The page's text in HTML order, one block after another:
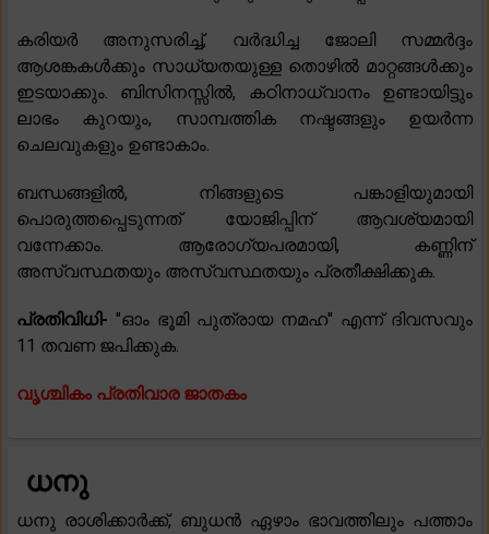
കരിയർ അനുസരിച്ച്, വർദ്ധിച്ച ജോലി സമ്മർദ്ദം
ആശങ്കകൾക്കും സാധ്യതയുള്ള തൊഴിൽ മാറ്റങ്ങൾക്കും
ഇടയാക്കും. ബിസിനസ്സിൽ, കഠിനാധ്വാനം ഉണ്ടായിട്ടും
ലാഭം കുറയും, സാമ്പത്തിക നഷ്ടങ്ങളും ഉയർന്ന
ചെലവുകളും ഉണ്ടാകാം.
ബന്ധങ്ങളിൽ, നിങ്ങളുടെ പങ്കാളിയുമായി
പൊരുത്തപ്പെടുന്നത് യോജിപ്പിന് ആവശ്യമായി
വന്നേക്കാം. ആരോഗ്യപരമായി, കണ്ണിന്
അസ്വസ്ഥതയും അസ്വസ്ഥതയും പ്രതീക്ഷിക്കുക.
പ്രതിവിധി- "ഓം ഭൂമി പുത്രായ നമഹ" എന്ന് ദിവസവും
11 തവണ ജപിക്കുക.
വൃശ്ചികം പ്രതിവാര ജാതകം
ധനു
ധനു രാശിക്കാർക്ക്, ബുധൻ ഏഴാം ഭാവത്തിലും പത്താം